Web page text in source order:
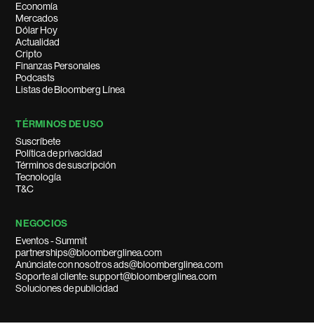
Economía
Mercados
Dólar Hoy
Actualidad
Cripto
Finanzas Personales
Podcasts
Listas de Bloomberg Línea
TÉRMINOS DE USO
Suscríbete
Política de privacidad
Términos de suscripción
Tecnología
T&C
NEGOCIOS
Eventos - Summit
partnerships@bloomberglinea.com
Anúnciate con nosotros ads@bloomberglinea.com
Soporte al cliente: support@bloomberglinea.com
Soluciones de publicidad